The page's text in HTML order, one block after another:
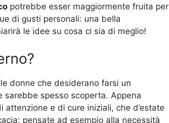
potrebbe esser maggiormente fruita per
di gusti personali: una bella
le idee su cosa ci sia di meglio!
donne che desiderano farsi un
sarebbe spesso scoperta. Appena
e di cure iniziali, che d’estate
pensate ad esempio alla necessità